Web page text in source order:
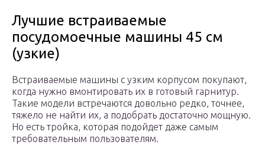
Лучшие встраиваемые
посудомоечные машины 45 см
(узкие)
Встраиваемые машины с узким корпусом покупают,
когда нужно вмонтировать их в готовый гарнитур.
Такие модели встречаются довольно редко, точнее,
тяжело не найти их, а подобрать достаточно мощную.
Но есть тройка, которая подойдет даже самым
требовательным пользователям.